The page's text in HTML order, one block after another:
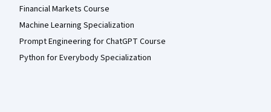
Financial Markets Course
Machine Learning Specialization
Prompt Engineering for ChatGPT Course
Python for Everybody Specialization